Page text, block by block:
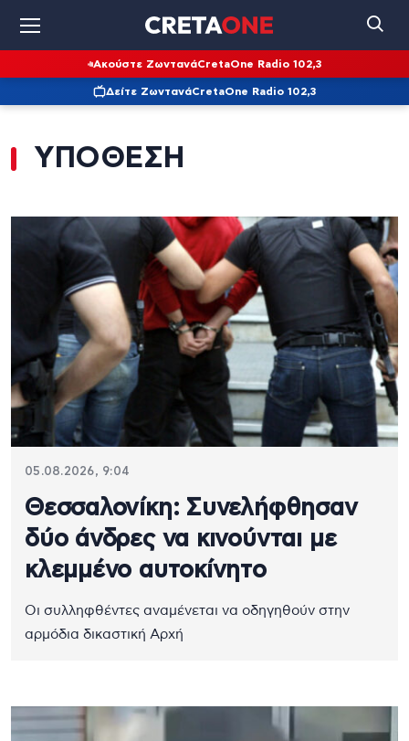
Ακούστε ΖωντανάCretaOne Radio 102,3
Δείτε ΖωντανάCretaOne Radio 102,3
ΥΠΟΘΕΣΗ
05.08.2026, 9:04
Θεσσαλονίκη: Συνελήφθησαν
δύο άνδρες να κινούνται με
κλεμμένο αυτοκίνητο
Οι συλληφθέντες αναμένεται να οδηγηθούν στην
αρμόδια δικαστική Αρχή